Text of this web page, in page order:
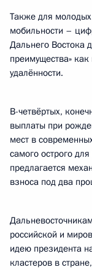
Также для
мобильности –
Дальнего Востока
преимущества»
удалённости.
В-четвёртых,
выплаты при
мест в
самого острого
предлагается
взноса под два
российской и
идею президента
кластеров в